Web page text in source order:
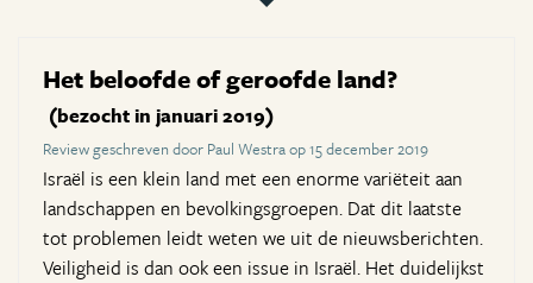
Het beloofde of geroofde land?
(bezocht in januari 2019)
Review geschreven door Paul Westra op 15 december 2019
Israël is een klein land met een enorme variëteit aan
landschappen en bevolkingsgroepen. Dat dit laatste
tot problemen leidt weten we uit de nieuwsberichten.
Veiligheid is dan ook een issue in Israël. Het duidelijkst